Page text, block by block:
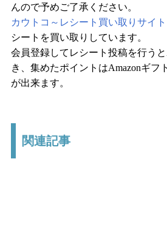
んので予めご了承ください。
カウトコ～レシート買い取りサイト
シートを買い取りしています。
会員登録してレシート投稿を行う
き、集めたポイントはAmazonギフ
が出来ます。
関連記事